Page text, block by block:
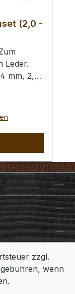
(2,0 -
Leder.
mm, 2,8
zzgl.
wenn